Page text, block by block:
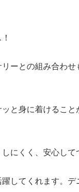
ーとの組み合わ
と身に着けるこ
にくく、安心して
してくれます。